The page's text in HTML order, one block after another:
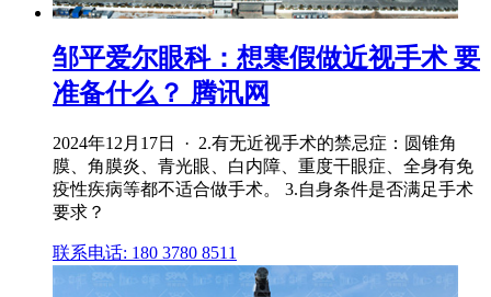
邹平爱尔眼科：想寒假做近视手术 要
准备什么？ 腾讯网
2024年12月17日 · 2.有无近视手术的禁忌症：圆锥角
膜、角膜炎、青光眼、白内障、重度干眼症、全身有免
疫性疾病等都不适合做手术。 3.自身条件是否满足手术
要求？
联系电话: 180 3780 8511